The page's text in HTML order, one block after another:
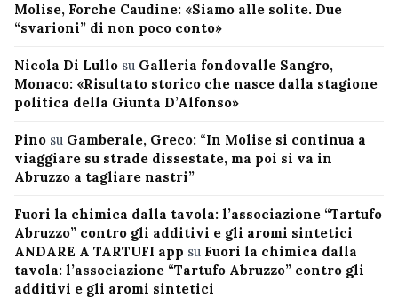
Molise, Forche Caudine: «Siamo alle solite. Due
“svarioni” di non poco conto»
Nicola Di Lullo su Galleria fondovalle Sangro,
Monaco: «Risultato storico che nasce dalla stagione
politica della Giunta D’Alfonso»
Pino su Gamberale, Greco: “In Molise si continua a
viaggiare su strade dissestate, ma poi si va in
Abruzzo a tagliare nastri”
Fuori la chimica dalla tavola: l’associazione “Tartufo
Abruzzo” contro gli additivi e gli aromi sintetici
ANDARE A TARTUFI app su Fuori la chimica dalla
tavola: l’associazione “Tartufo Abruzzo” contro gli
additivi e gli aromi sintetici